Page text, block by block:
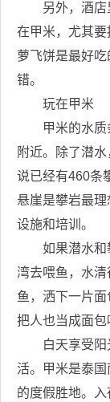
另外，酒店里
在甲米，尤其
萝飞饼是最好
错。
玩在甲米
甲米的水质条
附近。除了潜
说已经有460条
悬崖是攀岩最
设施和培训。
如果潜水和攀
湾去喂鱼，水
鱼，洒下一片
把人也当成面包
白天享受阳光
活。甲米是泰
的度假胜地。